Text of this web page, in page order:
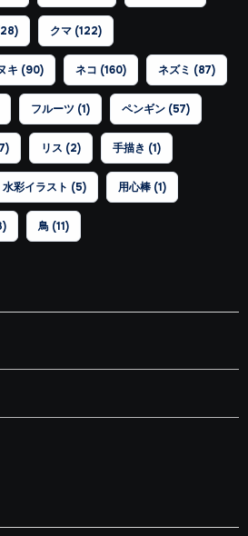
クマ(122)
キ (90) ネコ (160) ネズミ (87)
フルーツ(1) ペンギン(57)
リス (2) 手描き (1)
水彩イラスト (5) 用心棒(1)
鳥(11)